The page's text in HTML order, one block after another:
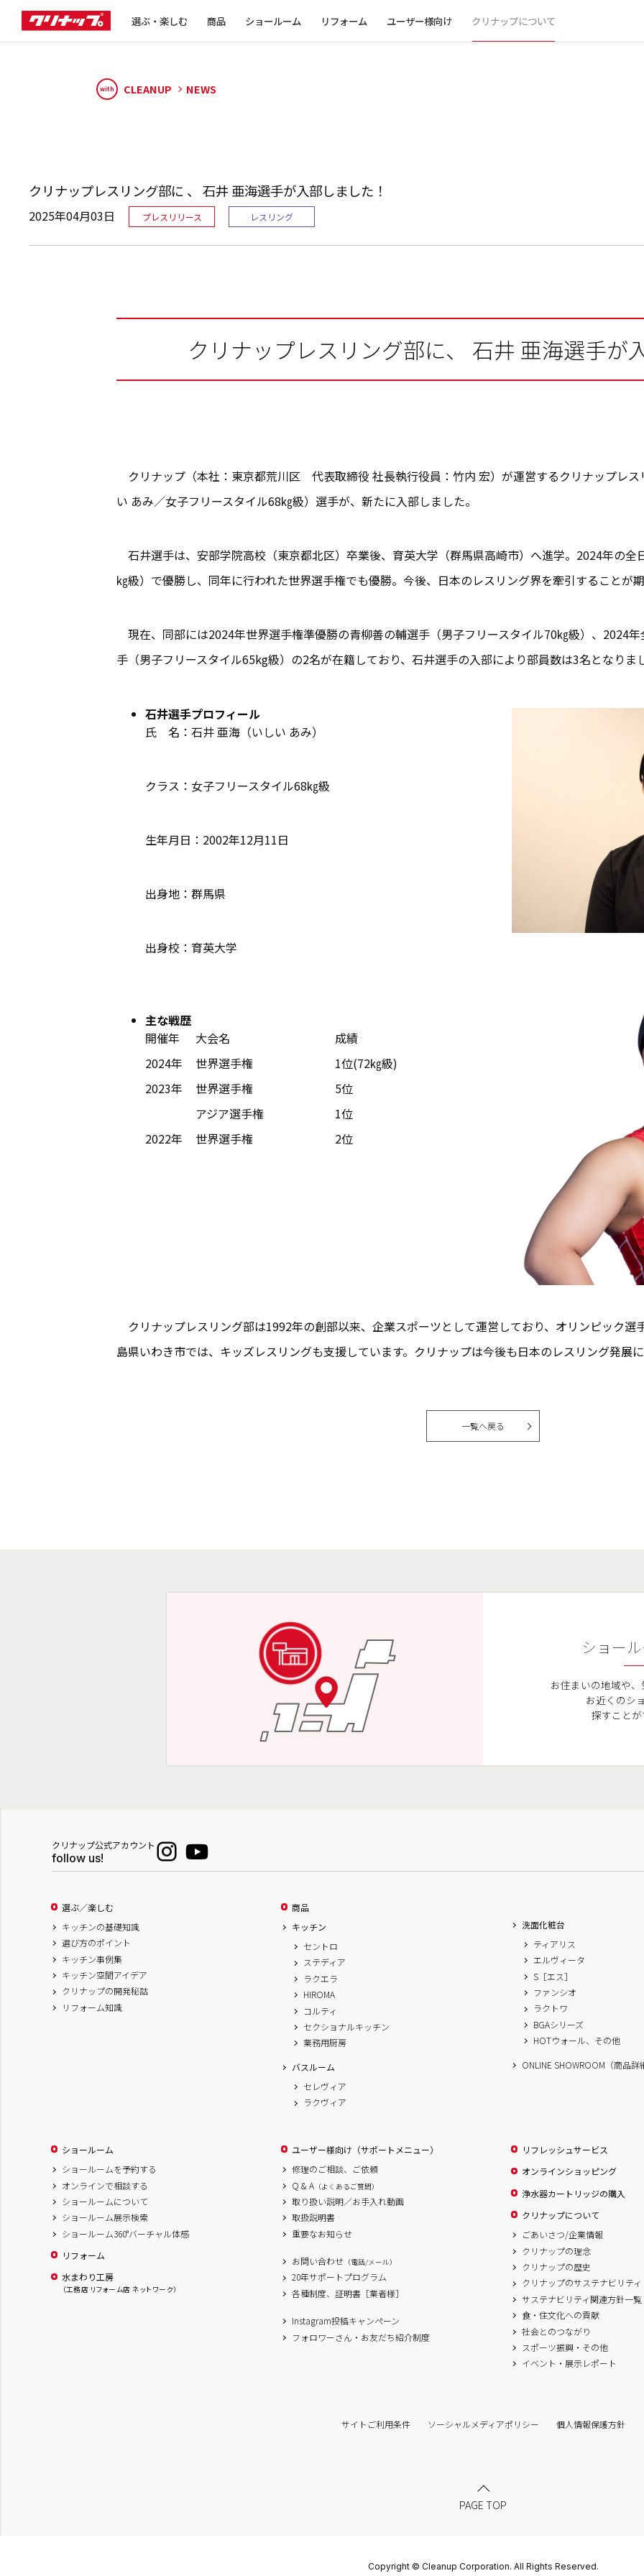
選ぶ・楽しむ 商品 ショールーム リフォーム ユーザー様向け クリナップについて
with CLEANUP NEWS
クリナップレスリング部に 、 石井 亜海選手が入部しました！
2025年04月03日 プレスリリース レスリング
クリナップレスリング部に、 石井 亜海選手が
クリナップ（本社：東京都荒川区 代表取締役 社長執行役員：竹内 宏）が運営するクリナップレ
い あみ／女子フリースタイル68㎏級）選手が、新たに入部しました。
石井選手は、安部学院高校（東京都北区）卒業後、育英大学（群馬県高崎市）へ進学。2024年の全
㎏級）で優勝し、同年に行われた世界選手権でも優勝。今後、日本のレスリング界を牽引することが
現在、同部には2024年世界選手権準優勝の青柳善の輔選手（男子フリースタイル70㎏級）、2024
手（男子フリースタイル65kg級）の2名が在籍しており、石井選手の入部により部員数は3名となりま
石井選手プロフィール
氏 名：石井 亜海（いしい あみ）
クラス：女子フリースタイル68㎏級
生年月日：2002年12月11日
出身地：群馬県
出身校：育英大学
主な戦歴
開催年
大会名
成績
2024年
世界選手権
1位(72㎏級)
2023年
世界選手権
5位
アジア選手権
1位
2022年
世界選手権 2位
クリナップレスリング部は1992年の創部以来、企業スポーツとして運営しており、オリンピック選
島県いわき市では、キッズレスリングも支援しています。クリナップは今後も日本のレスリング発展
一覧へ戻る
ショー
お住まいの地域や、
お近くのシ
探すこと
クリナップ公式アカウント
follow us!
選ぶ／楽しむ
キッチンの基礎知識
選び方のポイント
キッチン事例集
キッチン空間アイデア
クリナップの開発秘話
リフォーム知識
商品
キッチン
セントロ
ステディア
ラクエラ
HIROMA
コルティ
セクショナルキッチン
業務用厨房
バスルーム
セレヴィア
ラクヴィア
洗面化粧台
ティアリス
エルヴィータ
S［エス］
ファンシオ
ラクトワ
BGAシリーズ
HOTウォール、その他
ONLINE SHOWROOM（商品詳
ショールーム
ショールームを予約する
オンラインで相談する
ショールームについて
ショールーム展示検索
ショールーム360°バーチャル体感
リフォーム
水まわり工房
（工務店 リフォーム店 ネットワーク）
ユーザー様向け（サポートメニュー）
修理のご相談、ご依頼
Q & A （よくあるご質問）
取り扱い説明／お手入れ動画
取扱説明書
重要なお知らせ
お問い合わせ （電話/メール）
20年サポートプログラム
各種制度、証明書［業者様］
Instagram投稿キャンペーン
フォロワーさん・お友だち紹介制度
リフレッシュサービス
オンラインショッピング
浄水器カートリッジの購入
クリナップについて
ごあいさつ/企業情報
クリナップの理念
クリナップの歴史
クリナップのサステナビリティ
サステナビリティ関連方針一覧
食・住文化への貢献
社会とのつながり
スポーツ振興・その他
イベント・展示レポート
サイトご利用条件 ソーシャルメディアポリシー 個人情報保護方針
PAGE TOP
Copyright © Cleanup Corporation. All Rights Reserved.